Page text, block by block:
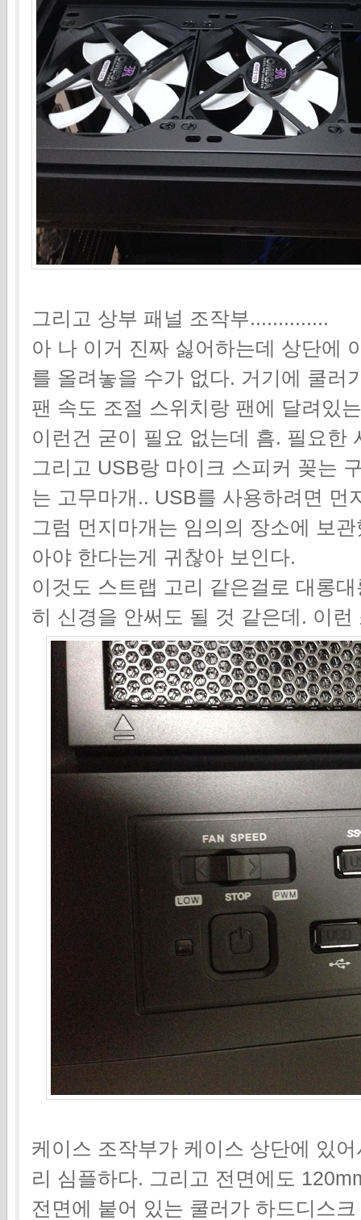
그리고 상부 패널 조작부..............
아 나 이거 진짜 싫어하는데 상단에
를 올려놓을 수가 없다. 거기에 쿨러
팬 속도 조절 스위치랑 팬에 달려있
이런건 굳이 필요 없는데 흠. 필요한
그리고 USB랑 마이크 스피커 꽂는
는 고무마개.. USB를 사용하려면
그럼 먼지마개는 임의의 장소에 보
아야 한다는게 귀찮아 보인다.
이것도 스트랩 고리 같은걸로 대롱
히 신경을 안써도 될 것 같은데. 이
케이스 조작부가 케이스 상단에 있
리 심플하다. 그리고 전면에도
전면에 붙어 있는 쿨러가 하드디스